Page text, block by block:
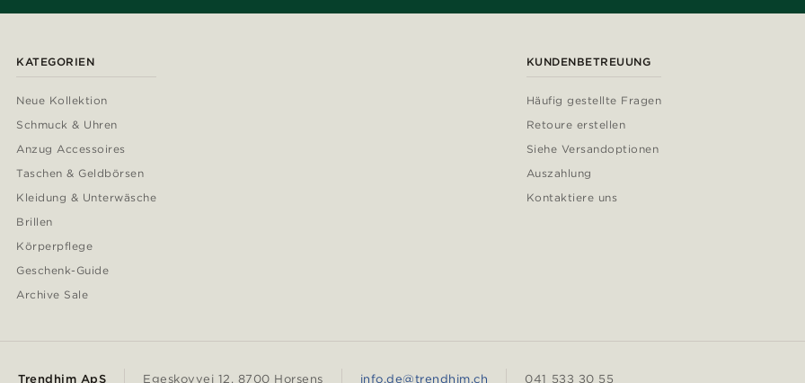
KATEGORIEN
Neue Kollektion
Schmuck & Uhren
Anzug Accessoires
Taschen & Geldbörsen
Kleidung & Unterwäsche
Brillen
Körperpflege
Geschenk-Guide
Archive Sale
KUNDENBETREUUNG
Häufig gestellte Fragen
Retoure erstellen
Siehe Versandoptionen
Auszahlung
Kontaktiere uns
Trendhim ApS Egeskovvej 12, 8700 Horsens info.de@trendhim.ch 041 533 30 55